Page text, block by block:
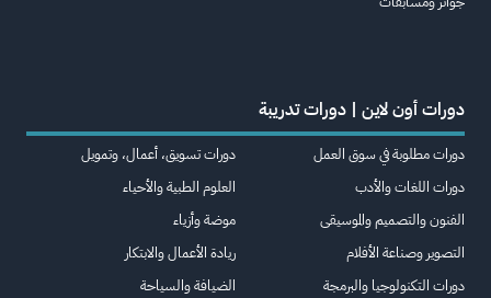
دورات أون لاين | دورات تدريبة
دورات مطلوبة في سوق العمل
دورات اللغات والأدب
الفنون والتصميم والموسيقى
التصوير وصناعة الأفلام
دورات التكنولوجيا والبرمجة
دورات تسويق، أعمال، وتمويل
العلوم الطبية والأحياء
موضة وأزياء
ريادة الأعمال والابتكار
الضيافة والسياحة